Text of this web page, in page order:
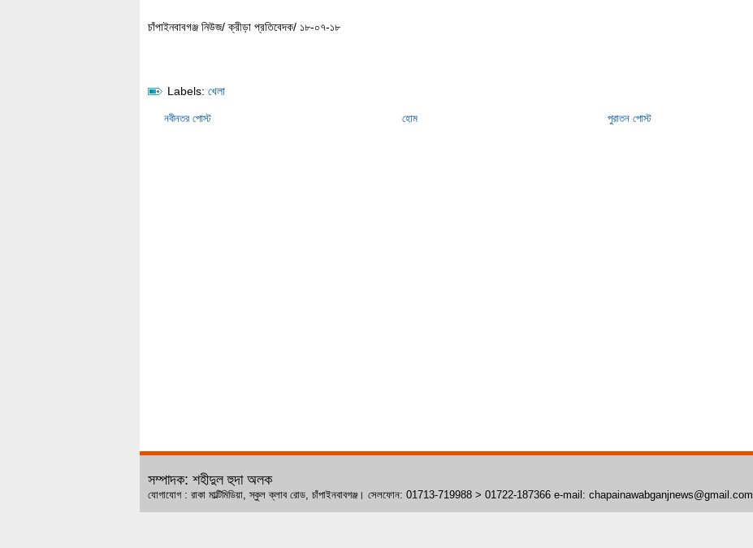
চাঁপাইনবাবগঞ্জ নিউজ/ ক্রীড়া প্রতিবেদক/ ১৮-০৭-১৮
Labels: খেলা
নবীনতর পোস্ট পুরাতন পোস্ট
হোম
সম্পাদক: শহীদুল হুদা অলক
যোগাযোগ : রাকা মাল্টিমিডিয়া, স্কুল ক্লাব রোড, চাঁপাইনবাবগঞ্জ। সেলফোন: 01713-719988 > 01722-187366 e-mail: chapainawabganjnews@gmail.com